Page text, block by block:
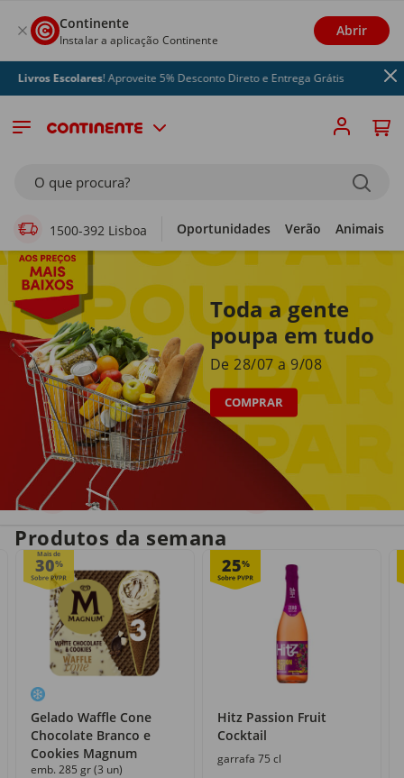
Continente
Instalar a aplicação Continente
Abrir
Escolares! Aproveite 5% Desconto Direto e Entrega Grátis
O que procura?
1500-392 Lisboa Oportunidades Verão Animais
Supermercado Online
Toda a gente
poupa em tudo
De 28/07 a 9/08
COMPRAR
Entrega em casa
no próprio dia
Recolha grátis
com o Click&Go
Produtos da semana
Mais de
30%
Gelado Waffle Cone
Chocolate Branco e
Cookies Magnum
emb. 285 gr (3 un)
25%
Hitz Passion Fruit
Cocktail
garrafa 75 cl